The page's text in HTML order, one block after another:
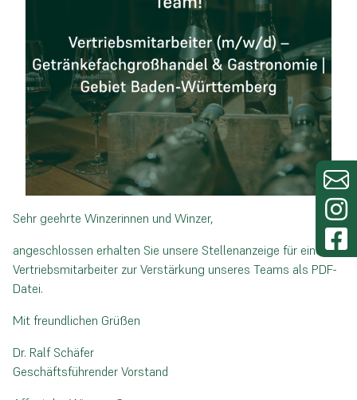
Sehr geehrte Winzerinnen und Winzer,
angeschlossen erhalten Sie unsere Stellenanzeige für einen
Vertriebsmitarbeiter zur Verstärkung unseres Teams als PDF-
Datei.
Mit freundlichen Grüßen
Dr. Ralf Schäfer
Geschäftsführender Vorstand